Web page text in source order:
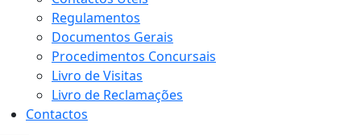
Regulamentos
Documentos Gerais
Procedimentos Concursais
Livro de Visitas
Livro de Reclamações
Contactos